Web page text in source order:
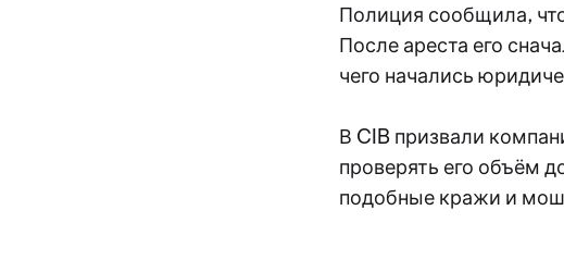
Полиция сообщила,
После ареста его
чего начались
В CIB призвали
проверять его объём
подобные кражи и